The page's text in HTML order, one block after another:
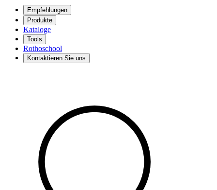
Empfehlungen
Produkte
Kataloge
Tools
Rothoschool
Kontaktieren Sie uns